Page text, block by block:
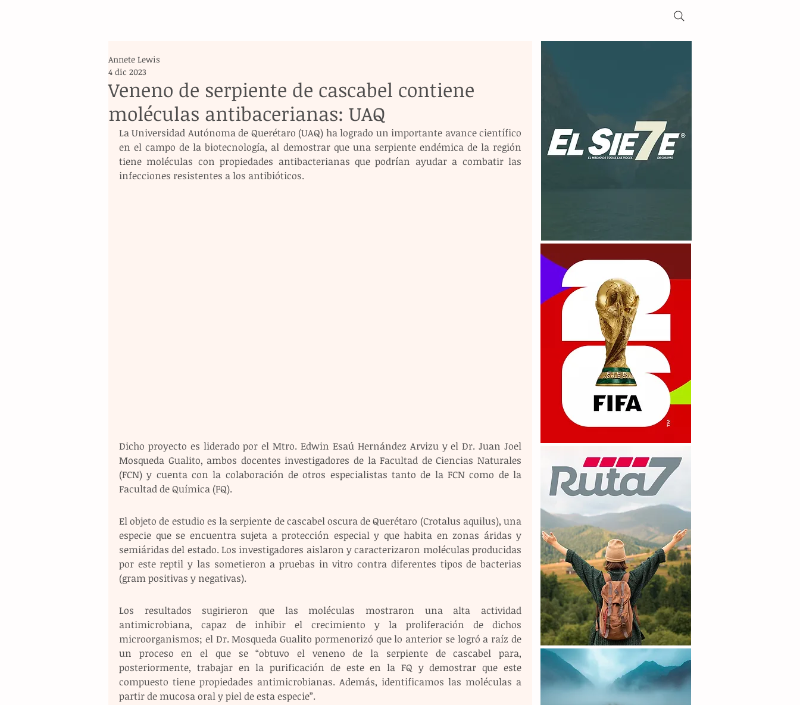
Veneno de serpiente de cascabel contiene
moléculas antibacerianas: UAQ
Annete Lewis
4 dic 2023
La Universidad Autónoma de Querétaro (UAQ) ha logrado un importante avance científico
en el campo de la biotecnología, al demostrar que una serpiente endémica de la región
tiene moléculas con propiedades antibacterianas que podrían ayudar a combatir las
infecciones resistentes a los antibióticos.
Dicho proyecto es liderado por el Mtro. Edwin Esaú Hernández Arvizu y el Dr. Juan Joel
Mosqueda Gualito, ambos docentes investigadores de la Facultad de Ciencias Naturales
(FCN) y cuenta con la colaboración de otros especialistas tanto de la FCN como de la
Facultad de Química (FQ).
El objeto de estudio es la serpiente de cascabel oscura de Querétaro (Crotalus aquilus), una
especie que se encuentra sujeta a protección especial y que habita en zonas áridas y
semiáridas del estado. Los investigadores aislaron y caracterizaron moléculas producidas
por este reptil y las sometieron a pruebas in vitro contra diferentes tipos de bacterias
(gram positivas y negativas).
Los resultados sugirieron que las moléculas mostraron una alta actividad
antimicrobiana, capaz de inhibir el crecimiento y la proliferación de dichos
microorganismos; el Dr. Mosqueda Gualito pormenorizó que lo anterior se logró a raíz de
un proceso en el que se “obtuvo el veneno de la serpiente de cascabel para,
posteriormente, trabajar en la purificación de este en la FQ y demostrar que este
compuesto tiene propiedades antimicrobianas. Además, identificamos las moléculas a
partir de mucosa oral y piel de esta especie”.